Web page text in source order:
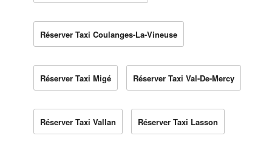
Réserver Taxi Coulanges-La-Vineuse
Réserver Taxi Migé Réserver Taxi Val-De-Mercy
Réserver Taxi Vallan Réserver Taxi Lasson